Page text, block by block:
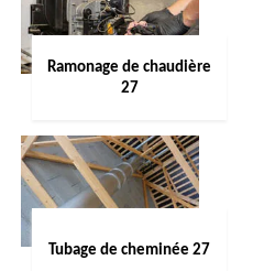
Ramonage de chaudière
27
Tubage de cheminée 27